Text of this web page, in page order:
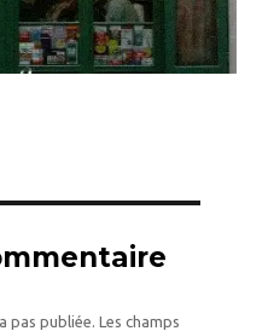
pas publiée. Les champs